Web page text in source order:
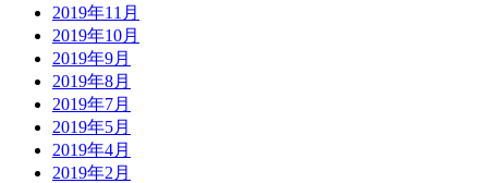
2019年11月
2019年10月
2019年9月
2019年8月
2019年7月
2019年5月
2019年4月
2019年2月